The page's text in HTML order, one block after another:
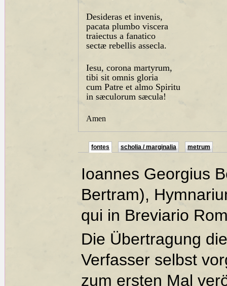
Desideras et invenis,
pacata plumbo viscera
traiectus a fanatico
sectæ rebellis assecla.
Iesu, corona martyrum,
tibi sit omnis gloria
cum Patre et almo Spiritu
in sæculorum sæcula!
Amen
fontes scholia / marginalia metrum
Ioannes Georgius
Bertram),
qui in Breviario
Die Übertragung
Verfasser selbst
zum ersten Mal